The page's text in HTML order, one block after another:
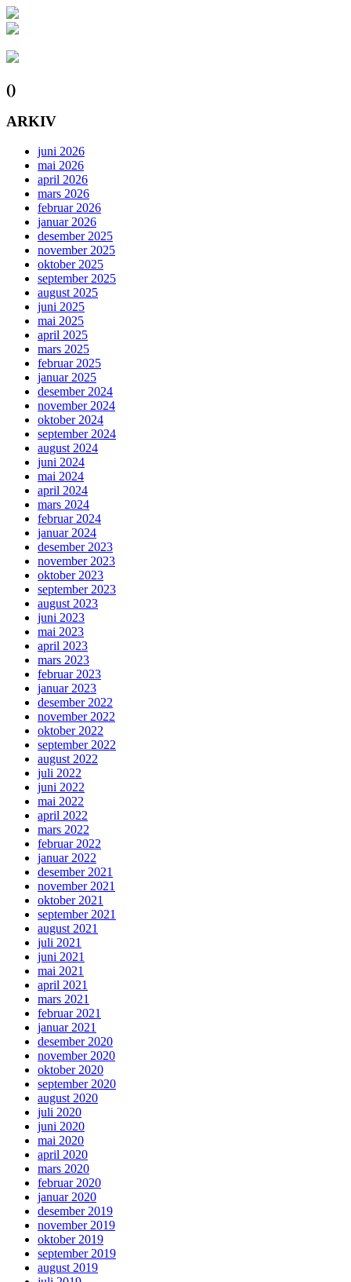
()
ARKIV
juni 2026
mai 2026
april 2026
mars 2026
februar 2026
januar 2026
desember 2025
november 2025
oktober 2025
september 2025
august 2025
juni 2025
mai 2025
april 2025
mars 2025
februar 2025
januar 2025
desember 2024
november 2024
oktober 2024
september 2024
august 2024
juni 2024
mai 2024
april 2024
mars 2024
februar 2024
januar 2024
desember 2023
november 2023
oktober 2023
september 2023
august 2023
juni 2023
mai 2023
april 2023
mars 2023
februar 2023
januar 2023
desember 2022
november 2022
oktober 2022
september 2022
august 2022
juli 2022
juni 2022
mai 2022
april 2022
mars 2022
februar 2022
januar 2022
desember 2021
november 2021
oktober 2021
september 2021
august 2021
juli 2021
juni 2021
mai 2021
april 2021
mars 2021
februar 2021
januar 2021
desember 2020
november 2020
oktober 2020
september 2020
august 2020
juli 2020
juni 2020
mai 2020
april 2020
mars 2020
februar 2020
januar 2020
desember 2019
november 2019
oktober 2019
september 2019
august 2019